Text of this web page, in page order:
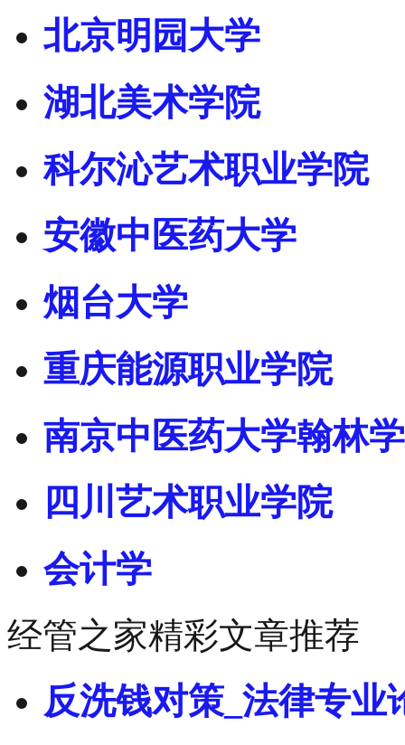
北京明园大学
湖北美术学院
科尔沁艺术职业学院
安徽中医药大学
烟台大学
重庆能源职业学院
南京中医药大学翰林
四川艺术职业学院
会计学
经管之家精彩文章推荐
反洗钱对策_法律专业